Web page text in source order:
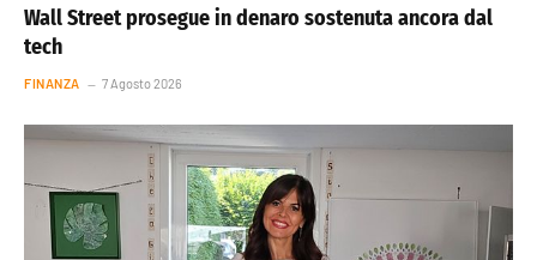
Wall Street prosegue in denaro sostenuta ancora dal
tech
FINANZA 7 Agosto 2026